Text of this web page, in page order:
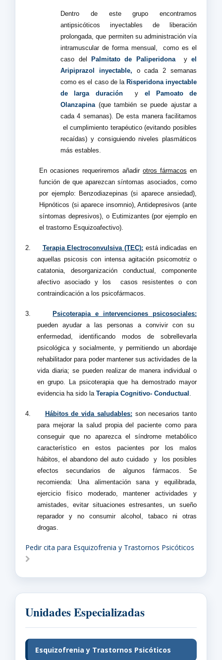
Dentro de este grupo encontramos
antipsicóticos inyectables de liberación
prolongada, que permiten su administración vía
intramuscular de forma mensual,
como es el
caso del
Palmitato de Paliperidona yel
Aripiprazol inyectable, o cada 2
semanas
como es el caso de la Risperidona inyectable
de larga duración
y el Pamoato de
Olanzapina(que también se puede ajustar a
cada 4 semanas). De esta manera facilitamos
el cumplimiento terapéutico (evitando posibles
recaídas) y consiguiendo niveles plasmáticos
más estables.
En ocasiones requeriremos añadirotros fármacos en
función de que aparezcan síntomas asociados, como
por ejemplo: Benzodiazepinas (si aparece ansiedad),
Hipnóticos (si aparece insomnio), Antidepresivos (ante
síntomas depresivos), o Eutimizantes (por ejemplo en
el trastorno Esquizoafectivo).
2. Terapia Electroconvulsiva (TEC): está indicadas en
aquellas psicosis con intensa agitación psicomotriz o
catatonia, desorganización conductual, componente
afectivo asociado y los
casos resistentes o con
contraindicación a los psicofármacos.
3.
Psicoterapia e intervenciones psicosociales:
pueden ayudar a las personas a convivir con su
enfermedad, identificando modos de sobrellevarla
psicológica y socialmente, y permitiendo un abordaje
rehabilitador para poder mantener sus actividades de la
vida diaria; se pueden realizar de manera individual o
en grupo. La psicoterapia que ha demostrado mayor
evidencia ha sido la Terapia Cognitivo- Conductual .
4. Hábitos de vida saludables: son necesarios tanto
para mejorar la salud propia del paciente como para
conseguir que no aparezca el síndrome metabólico
característico en estos pacientes por los malos
hábitos, el abandono del auto cuidado
y
los posibles
efectos secundarios de algunos fármacos. Se
recomienda: Una alimentación sana y equilibrada,
ejercicio físico moderado, mantener actividades y
amistades, evitar situaciones estresantes, un sueño
reparador y no consumir alcohol, tabaco ni otras
drogas.
Pedir cita para Esquizofrenia y Trastornos Psicóticos
Unidades Especializadas
Esquizofrenia y Trastornos Psicóticos